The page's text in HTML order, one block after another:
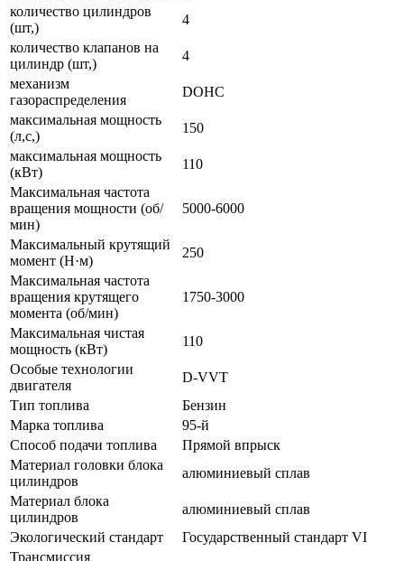
количество цилиндров
(шт,)
4
количество клапанов на
цилиндр (шт,)
4
механизм
газораспределения
DOHC
максимальная мощность
(л,с,)
150
максимальная мощность
(кВт)
110
Максимальная частота
вращения мощности (об/
мин)
5000-6000
Максимальный крутящий
момент (Н·м)
250
Максимальная частота
вращения крутящего
момента (об/мин)
1750-3000
Максимальная чистая
мощность (кВт)
110
Особые технологии
двигателя
D-VVT
Тип топлива
Бензин
Марка топлива
95-й
Способ подачи топлива
Прямой впрыск
Материал головки блока
цилиндров
алюминиевый сплав
Материал блока
цилиндров
алюминиевый сплав
Экологический стандарт
Государственный стандарт VI
Трансмиссия